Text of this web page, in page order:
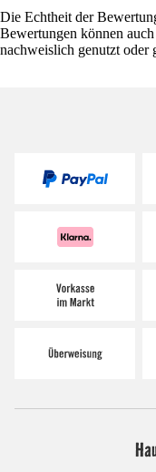
Die Echtheit der
Bewertungen können
nachweislich genutzt oder